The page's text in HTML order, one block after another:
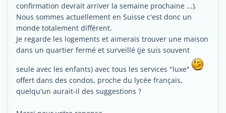
confirmation devrait arriver la semaine prochaine ...).
Nous sommes actuellement en Suisse c'est donc un
monde totalement différent.
Je regarde les logements et aimerais trouver une maison
dans un quartier fermé et surveillé (je suis souvent
seule avec les enfants) avec tous les services "luxe"
offert dans des condos, proche du lycée français,
quelqu'un aurait-il des suggestions ?